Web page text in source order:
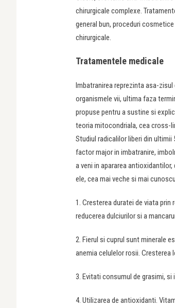
chirurgicale complexe.
general bun, proceduri
chirurgicale.
Tratamentele medicale
Imbatranirea reprezinta asa-
organismele vii, ultima faza
propuse pentru a sustine si
teoria mitocondriala, cea cross-
Studiul radicalilor liberi din ultimii
factor major in imbatranire,
a veni in apararea
ele, cea mai veche si mai
1. Cresterea duratei de viata
reducerea dulciurilor si a
2. Fierul si cuprul sunt minerale
anemia celulelor rosii. Cresterea
3. Evitati consumul de grasimi, si
4. Utilizarea de antioxidanti.